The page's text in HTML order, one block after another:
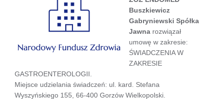
Buszkiewicz
Gabryniewski Spółka
Jawna rozwiązał
umowę w zakresie:
ŚWIADCZENIA W
ZAKRESIE
GASTROENTEROLOGII.
Miejsce udzielania świadczeń: ul. kard. Stefana
Wyszyńskiego 155, 66-400 Gorzów Wielkopolski.